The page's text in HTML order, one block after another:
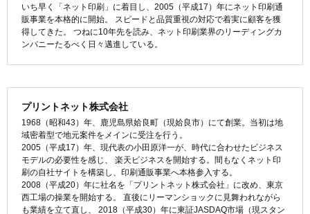
いち早く「ネット印刷」に着目し、2005（平成17）年にネット印刷通
販事業を本格的に開始。 スピードと品質重視の対応で着実に顧客を獲
得してきた。 つねに10年先を読み、ネット印刷業界のリーディングカ
ンパニーたるべく日々邁進している。
プリントネット株式会社
1968（昭和43）年、鹿児島県姶良町（現姶良市）にて創業。当初は地
域密着型で地元案件をメインに受注を行う。
2005（平成17）年、現代表の小田原洋一が、時代に合わせたビジネス
モデルの必要性を感じ、 楽天ビジネスを開始する。間もなくネット印
刷の自社サイトを構築し、印刷通販事業へ本格参入する。
2008（平成20）年に社名を「プリントネット株式会社」に改め、東京
西工場の操業を開始する。 直後にリーマンショックに見舞われながら
も業績を立て直し、 2018（平成30）年に東証JASDAQ市場（現スタン